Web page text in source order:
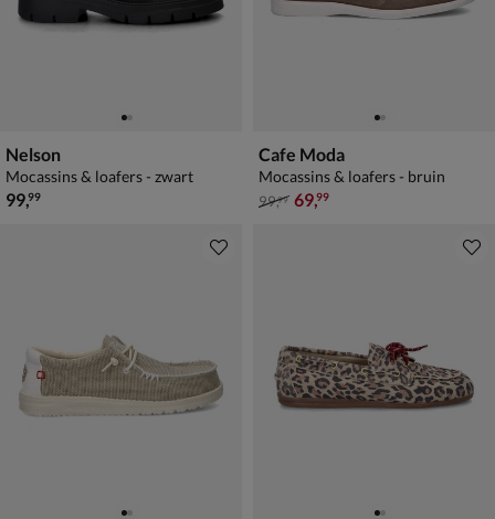
Nelson
Mocassins & loafers - zwart
€ 99,99
99,99
Cafe Moda
Mocassins & loafers - bruin
van € 99,99 voor € 69,99
99,99 69,99